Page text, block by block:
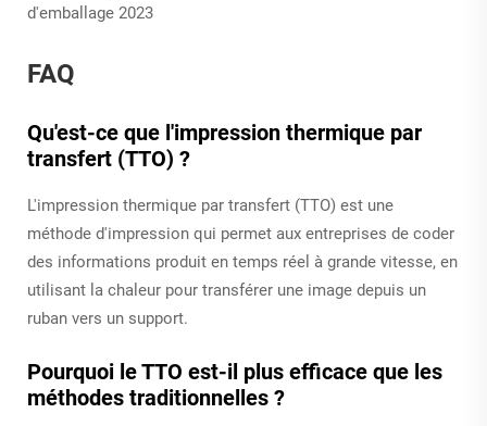
d'emballage 2023
FAQ
Qu'est-ce que l'impression thermique par
transfert (TTO) ?
L'impression thermique par transfert (TTO) est une
méthode d'impression qui permet aux entreprises de coder
des informations produit en temps réel à grande vitesse, en
utilisant la chaleur pour transférer une image depuis un
ruban vers un support.
Pourquoi le TTO est-il plus efficace que les
méthodes traditionnelles ?